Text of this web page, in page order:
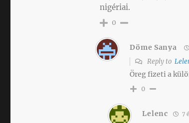
nigériai.
0
Döme Sanya
Reply to
Öreg fizeti a
0
Lelenc 7